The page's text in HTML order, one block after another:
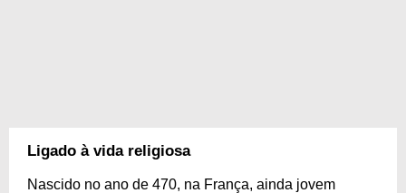
Ligado à vida religiosa
Nascido no ano de 470, na França, ainda jovem